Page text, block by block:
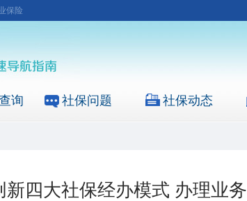
保险
询 社保问题 社保动态
新四大社保经办模式 办理业